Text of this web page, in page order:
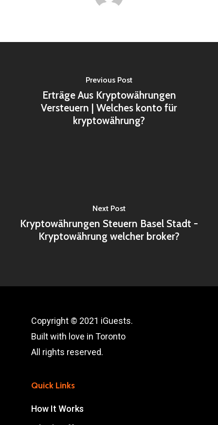
Previous Post
Erträge Aus Kryptowährungen
Versteuern | Welches konto für
kryptowährung?
Next Post
Kryptowährungen Steuern Basel Stadt -
Kryptowährung welcher broker?
Copyright © 2021 iGuests.
Built with love in Toronto
All rights reserved.
Quick Links
How It Works